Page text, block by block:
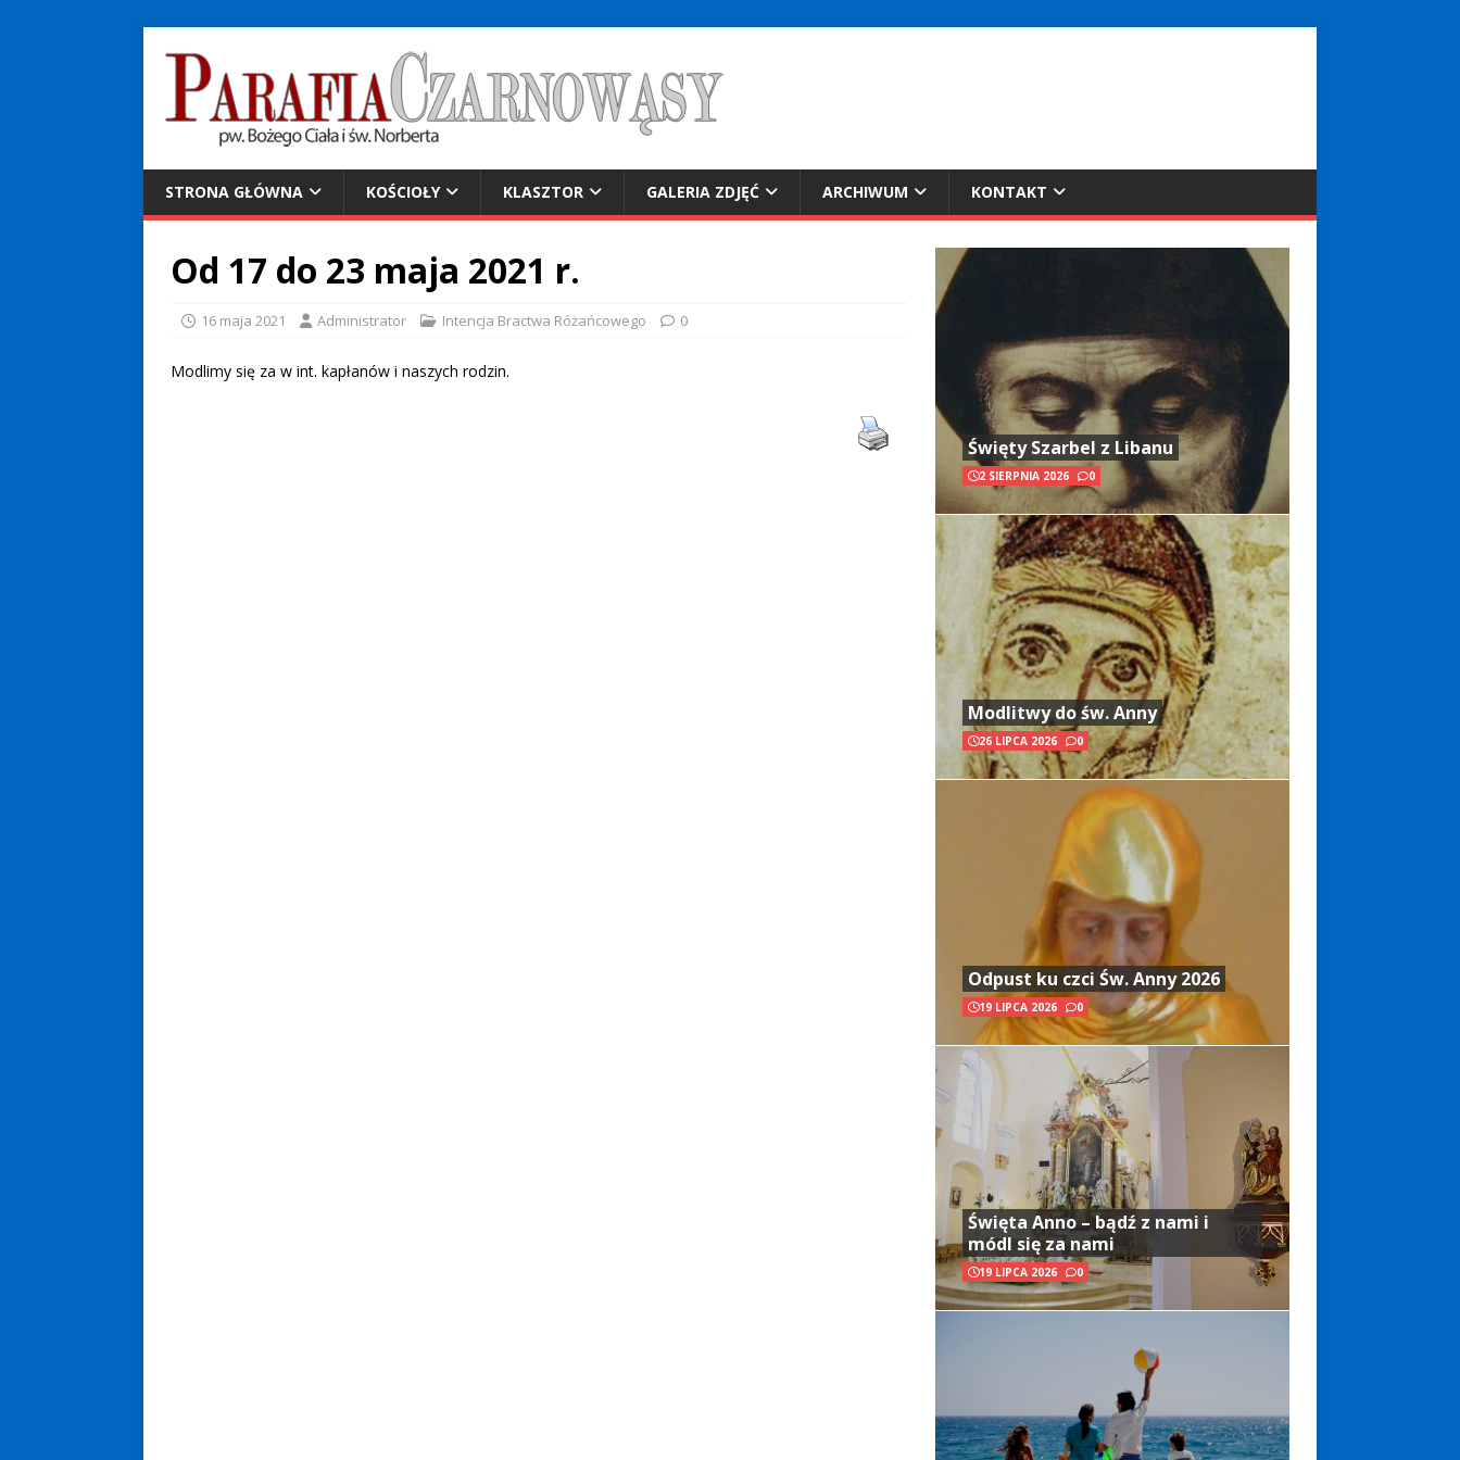
STRONA GŁÓWNA KOŚCIOŁY KLASZTOR GALERIA ZDJĘĆ ARCHIWUM KONTAKT
Od 17 do 23 maja 2021 r.
16 maja 2021 Administrator Intencja Bractwa Różańcowego 0
Modlimy się za w int. kapłanów i naszych rodzin.
Święty Szarbel z Libanu
2 SIERPNIA 2026 0
Modlitwy do św. Anny
26 LIPCA 2026 0
Odpust ku czci Św. Anny 2026
19 LIPCA 2026 0
Święta Anno – bądź z nami i
módl się za nami
19 LIPCA 2026 0